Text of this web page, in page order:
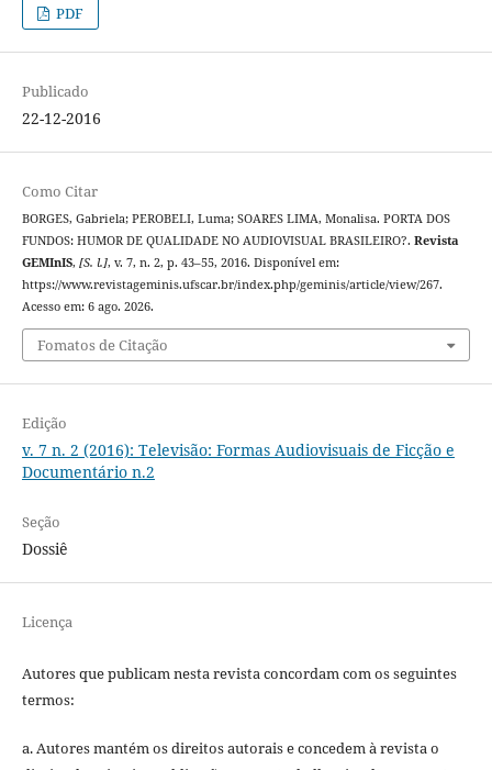
PDF
Publicado
22-12-2016
Como Citar
BORGES, Gabriela; PEROBELI, Luma; SOARES LIMA, Monalisa. PORTA DOS
FUNDOS: HUMOR DE QUALIDADE NO AUDIOVISUAL BRASILEIRO?. Revista
GEMInIS, [S. l.], v. 7, n. 2, p. 43–55, 2016. Disponível em:
https://www.revistageminis.ufscar.br/index.php/geminis/article/view/267.
Acesso em: 6 ago. 2026.
Fomatos de Citação
Edição
v. 7 n. 2 (2016): Televisão: Formas Audiovisuais de Ficção e
Documentário n.2
Seção
Dossiê
Licença
Autores que publicam nesta revista concordam com os seguintes
termos:
a. Autores mantém os direitos autorais e concedem à revista o